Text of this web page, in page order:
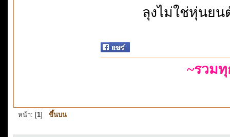
ลุงไม่ใช่หุ่นยน
~รวม
หน้า: [1] ขึ้นบน